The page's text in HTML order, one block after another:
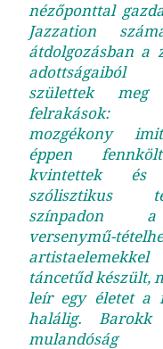
nézőponttal
Jazzation
átdolgozásban a
születtek
felrakások:
mozgékony
éppen
kvintettek és
szólisztikus
színpadon
versenymű-
táncetűd készült,
leír egy életet a
halálig.